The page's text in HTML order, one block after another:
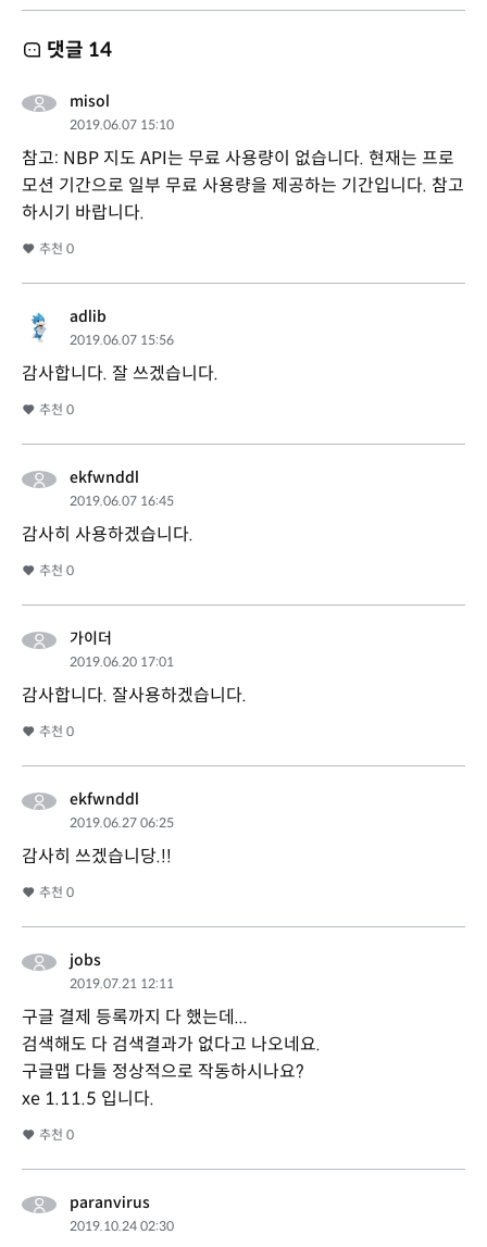
댓글 14
misol
2019.06.07 15:10
참고: NBP 지도 API는 무료 사용량이 없습니다. 현재는 프로
모션 기간으로 일부 무료 사용량을 제공하는 기간입니다. 참고
하시기 바랍니다.
추천 0
adlib
2019.06.07 15:56
감사합니다. 잘 쓰겠습니다.
추천 0
ekfwnddl
2019.06.07 16:45
감사히 사용하겠습니다.
추천 0
가이더
2019.06.20 17:01
감사합니다. 잘사용하겠습니다.
추천 0
ekfwnddl
2019.06.27 06:25
감사히 쓰겠습니당.!!
추천 0
jobs
2019.07.21 12:11
구글 결제 등록까지 다 했는데...
검색해도 다 검색결과가 없다고 나오네요.
구글맵 다들 정상적으로 작동하시나요?
xe 1.11.5 입니다.
추천 0
paranvirus
2019.10.24 02:30